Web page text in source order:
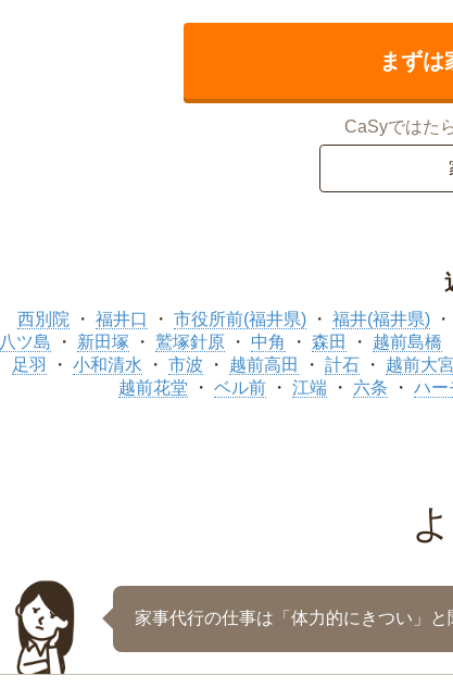
まず
CaSyではた
西別院 福井口 市役所前(福井県) 福井(福井県)
八ツ島
新田塚 鷲塚針原 中角 森田 越前島橋
足羽
小和清水 市波 越前高田 計石 越前大宮
越前花堂
ベル前 江端 六条 ハー
家事代行の仕事は「体力的にきつい」